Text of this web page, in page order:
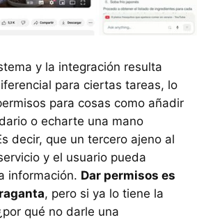
y la integración resulta
para ciertas tareas, lo
para cosas como añadir
o echarte una mano
decir, que un tercero ajeno al
y el usuario pueda
información. Dar permisos es
, pero si ya lo tiene la
qué no darle una